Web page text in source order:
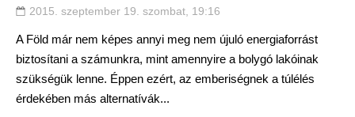
2015. szeptember 19. szombat, 19:16
A Föld már nem képes annyi meg nem újuló energiaforrást
biztosítani a számunkra, mint amennyire a bolygó lakóinak
szükségük lenne. Éppen ezért, az emberiségnek a túlélés
érdekében más alternatívák...